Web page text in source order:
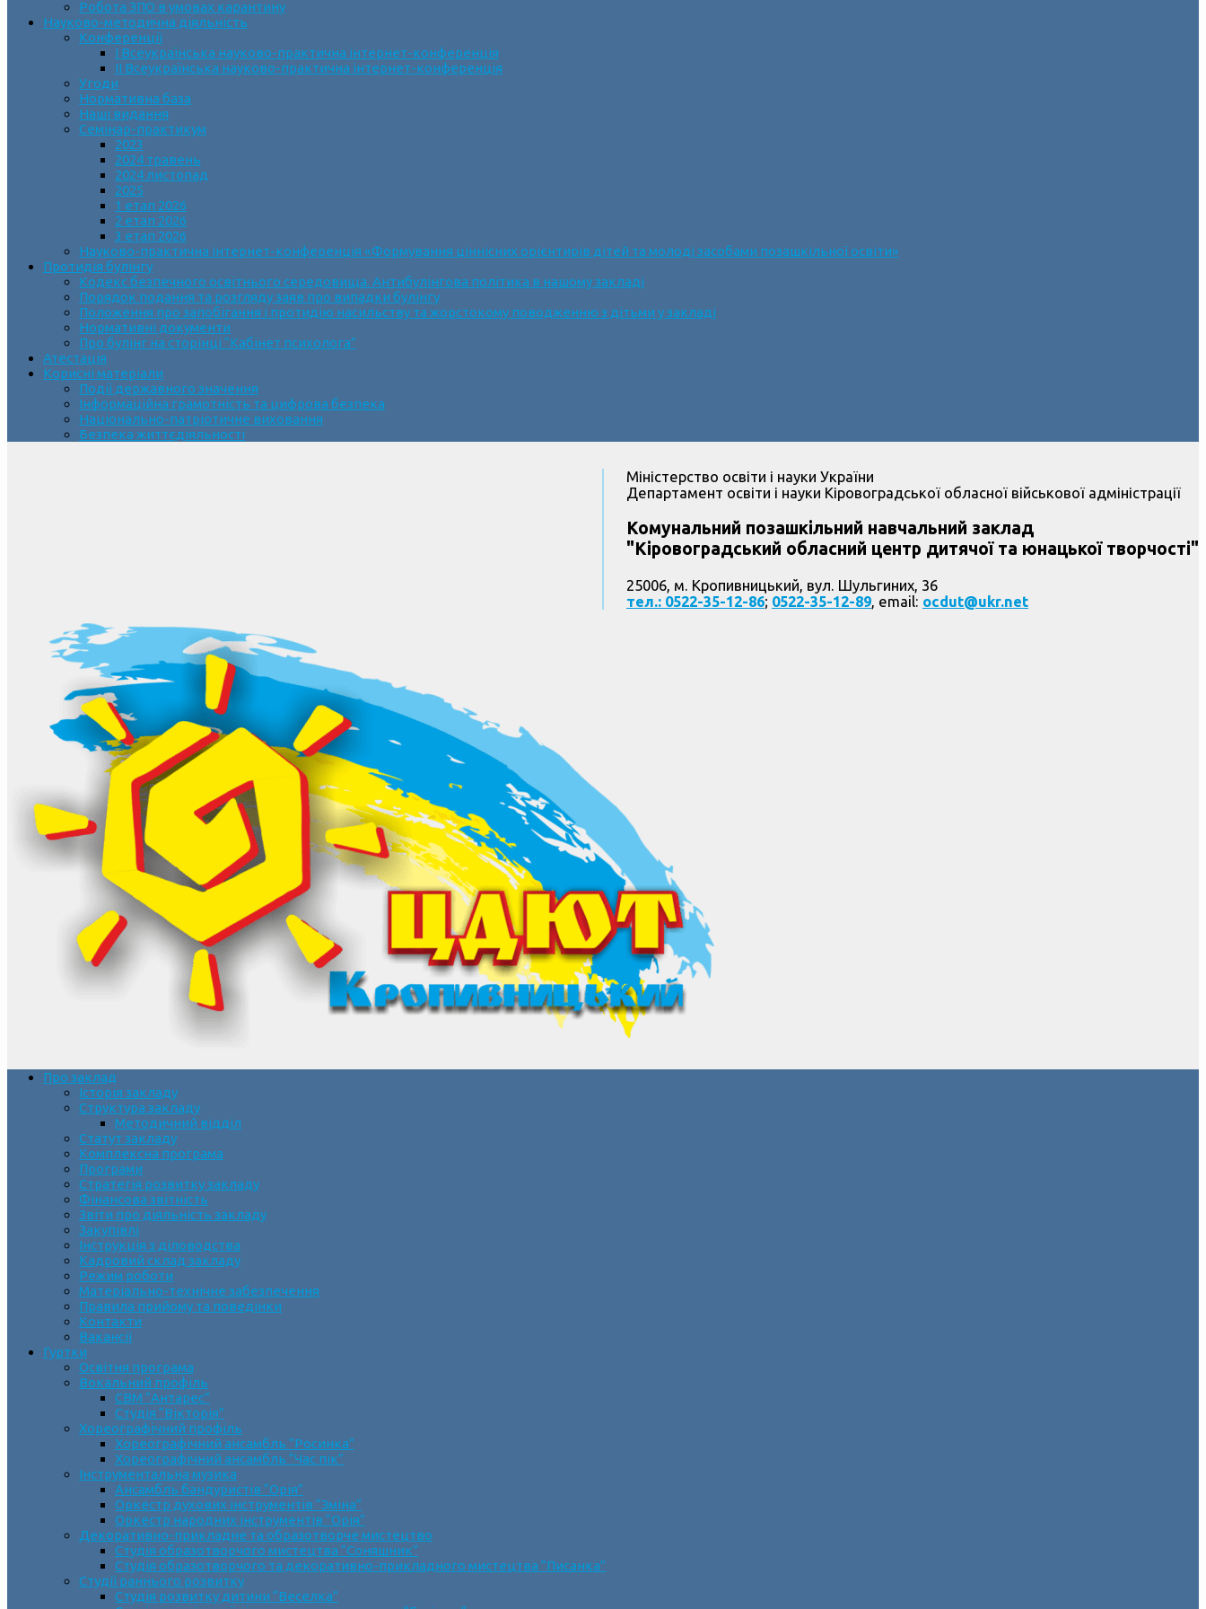
Робота ЗПО в умовах карантину
Науково-методична діяльність
Конференції
І Всеукраїнська науково-практична інтернет-конференція
ІІ Всеукраїнська науково-практична інтернет-конференція
Угоди
Нормативна база
Наші видання
Семінар-практикум
2023
2024 травень
2024 листопад
2025
1 етап 2026
2 етап 2026
3 етап 2026
Науково-практична інтернет-конференція «Формування ціннісних орієнтирів дітей та молоді засобами позашкільної освіти»
Протидія булінгу
Кодекс безпечного освітнього середовища. Антибулінгова політика в нашому закладі
Порядок подання та розгляду заяв про випадки булінгу
Положення про запобігання і протидію насильству та жорстокому поводженню з дітьми у закладі
Нормативні документи
Про булінг на сторінці “Кабінет психолога”
Атестація
Корисні матеріали
Події державного значення
Інформаційна грамотність та цифрова безпека
Національно-патріотичне виховання
Безпека життєдіяльності
Міністерство освіти і науки України
Департамент освіти і науки Кіровоградської обласної військової адміністрації
Комунальний позашкільний навчальний заклад
"Кіровоградський обласний центр дитячої та юнацької творчості"
25006, м. Кропивницький, вул. Шульгиних, 36
тел.: 0522-35-12-86; 0522-35-12-89, email: ocdut@ukr.net
Про заклад
Історія закладу
Структура закладу
Методичний відділ
Статут закладу
Комплексна програма
Програми
Стратегія розвитку закладу
Фінансова звітність
Звіти про діяльність закладу
Закупівлі
Інструкція з діловодства
Кадровий склад закладу
Режим роботи
Матеріально-технічне забезпечення
Правила прийому та поведінки
Контакти
Вакансії
Гуртки
Освітня програма
Вокальний профіль
СВМ “Антарес”
Студія “Вікторія”
Хореографічний профіль
Хореографічний ансамбль “Росинка”
Хореографічний ансамбль “Час пік”
Інструментальна музика
Ансамбль бандуристів “Орія”
Оркестр духових інструментів “Зміна”
Оркестр народних інструментів “Орія”
Декоративно-прикладне та образотворче мистецтво
Cтудія образотворчого мистецтва “Соняшник”
Студія образотворчого та декоративно-прикладного мистецтва “Писанка”
Студії раннього розвитку
Студія розвитку дитини “Веселка”